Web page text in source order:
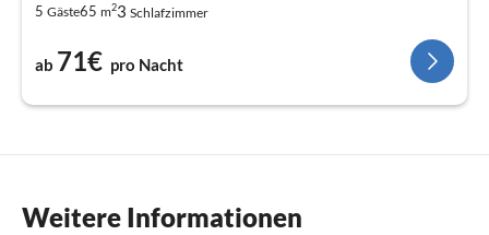
5 Gäste65 m23 Schlafzimmer
ab 71€ pro Nacht
Weitere Informationen